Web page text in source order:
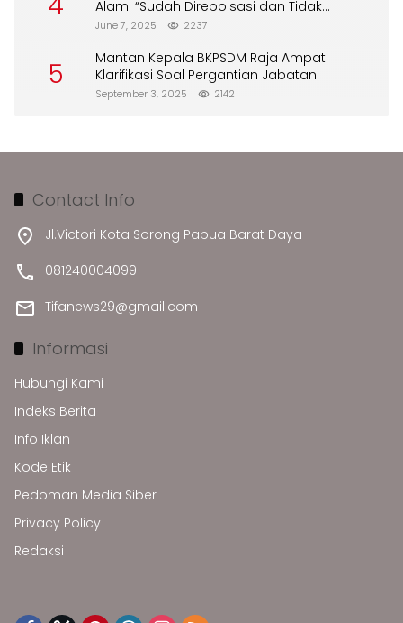
Alam: “Sudah Direboisasi dan Tidak
Merusak Lingkungan”
June 7, 2025 2237
5
Mantan Kepala BKPSDM Raja Ampat
Klarifikasi Soal Pergantian Jabatan
September 3, 2025 2142
Contact Info
Jl.Victori Kota Sorong Papua Barat Daya
081240004099
Tifanews29@gmail.com
Informasi
Hubungi Kami
Indeks Berita
Info Iklan
Kode Etik
Pedoman Media Siber
Privacy Policy
Redaksi